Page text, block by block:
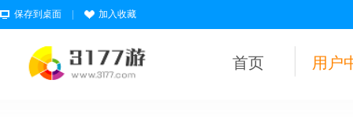
保存到桌面 加入收藏
首页 用户